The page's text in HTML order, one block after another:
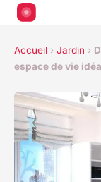
Accueil › Jardin ›
espace de vie